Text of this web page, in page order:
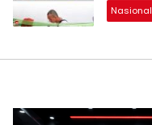
Nasional